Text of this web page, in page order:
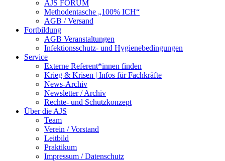
AJS FORUM
Methodentasche „100% ICH“
AGB / Versand
Fortbildung
AGB Veranstaltungen
Infektionsschutz- und Hygienebedingungen
Service
Externe Referent*innen finden
Krieg & Krisen | Infos für Fachkräfte
News-Archiv
Newsletter / Archiv
Rechte- und Schutzkonzept
Über die AJS
Team
Verein / Vorstand
Leitbild
Praktikum
Impressum / Datenschutz